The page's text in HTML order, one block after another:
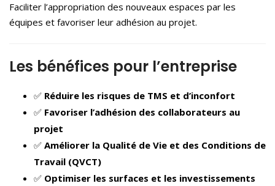
Faciliter l’appropriation des nouveaux espaces par les
équipes et favoriser leur adhésion au projet.
Les bénéfices pour l’entreprise
✅ Réduire les risques de TMS et d’inconfort
✅ Favoriser l’adhésion des collaborateurs au
projet
✅ Améliorer la Qualité de Vie et des Conditions de
Travail (QVCT)
✅ Optimiser les surfaces et les investissements